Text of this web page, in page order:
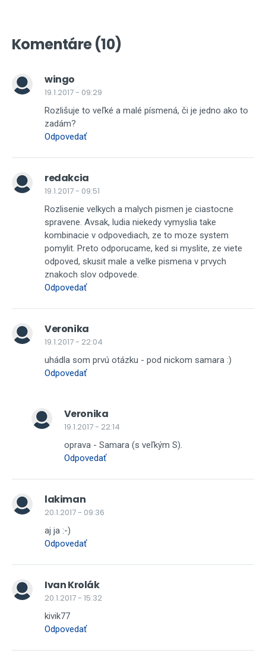
Komentáre (10)
wingo
19.1.2017 - 09:29
Rozlišuje to veľké a malé písmená, či je jedno ako to
zadám?
Odpovedať
redakcia
19.1.2017 - 09:51
Rozlisenie velkych a malych pismen je ciastocne
spravene. Avsak, ludia niekedy vymyslia take
kombinacie v odpovediach, ze to moze system
pomylit. Preto odporucame, ked si myslite, ze viete
odpoved, skusit male a velke pismena v prvych
znakoch slov odpovede.
Odpovedať
Veronika
19.1.2017 - 22:04
uhádla som prvú otázku - pod nickom samara :)
Odpovedať
Veronika
19.1.2017 - 22:14
oprava - Samara (s veľkým S).
Odpovedať
lakiman
20.1.2017 - 09:36
aj ja :-)
Odpovedať
Ivan Krolák
20.1.2017 - 15:32
kivik77
Odpovedať